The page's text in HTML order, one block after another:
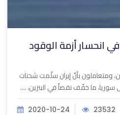
انحسار أزمة الوقود
ومتعاملون بأنّ إيران سلّمت شحنات
سوريا، ما خفّف نقصاً في البنزين، ....
2020-10-24 23532